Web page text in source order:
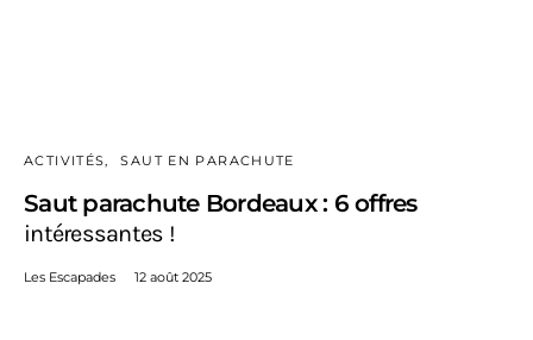
ACTIVITÉS SAUT EN PARACHUTE
Saut parachute Bordeaux : 6 offres
intéressantes !
Les Escapades 12 août 2025